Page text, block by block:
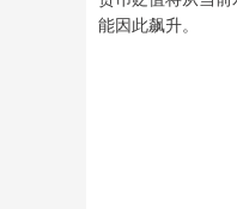
能因此飙升。